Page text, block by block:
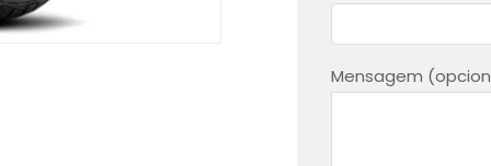
Mensagem